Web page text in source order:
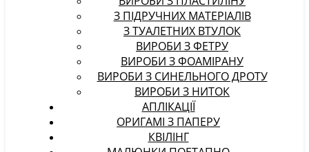
З ПІДРУЧНИХ МАТЕРІАЛІВ
З ТУАЛЕТНИХ ВТУЛОК
ВИРОБИ З ФЕТРУ
ВИРОБИ З ФОАМІРАНУ
ВИРОБИ З СИНЕЛЬНОГО ДРОТУ
ВИРОБИ З НИТОК
АПЛІКАЦІЇ
ОРИГАМІ З ПАПЕРУ
КВІЛІНГ